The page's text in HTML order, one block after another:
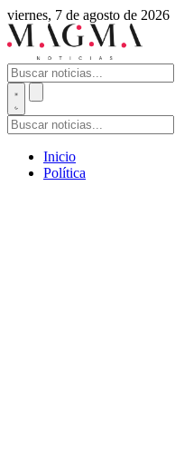
viernes, 7 de agosto de 2026
Inicio
Política